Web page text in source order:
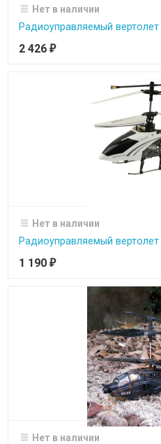
Нет в наличии
Радиоуправляемый
2 426 ₽
Нет в наличии
Радиоуправляемый вертолет
1 190 ₽
Нет в наличии